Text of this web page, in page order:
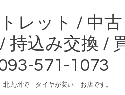
レット / 中
持込み交換 /
571-1073
北九州で タイヤが安い お店です。